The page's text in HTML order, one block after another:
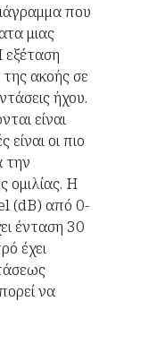
που
μιας
εξέταση
ακοής σε
ήχου.
είναι
οι πιο
την
ομιλίας. Η
(dB) από 0-
ένταση 30
έχει
να